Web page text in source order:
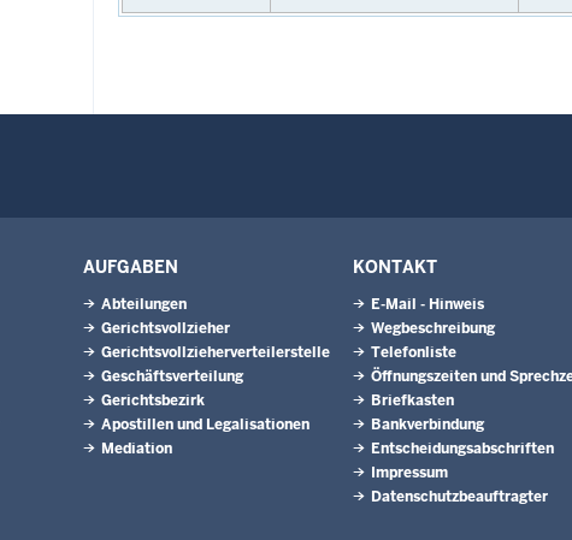
AUFGABEN
Abteilungen
Gerichtsvollzieher
Gerichtsvollzieherverteilerstelle
Geschäftsverteilung
Gerichtsbezirk
Apostillen und Legalisationen
Mediation
KONTAKT
E-Mail - Hinweis
Wegbeschreibung
Telefonliste
Öffnungszeiten und
Briefkasten
Bankverbindung
Entscheidungsabschriften
Impressum
Datenschutzbeauftragter